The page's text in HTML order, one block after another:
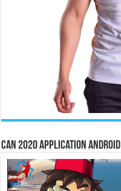
CAN 2020 Application Android